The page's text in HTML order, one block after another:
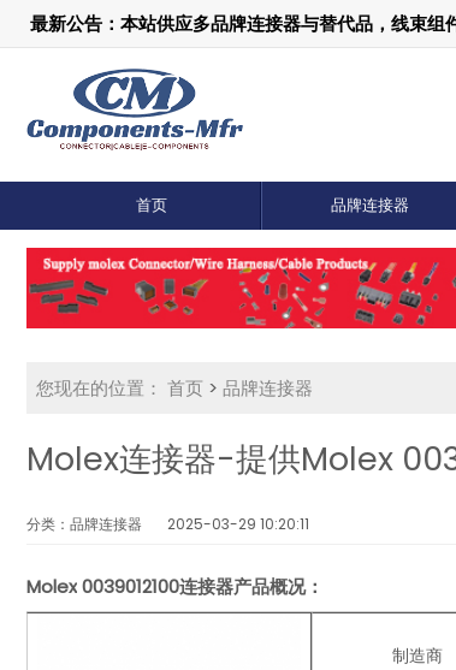
最新公告：本站供应多品牌连接器与替代品，线束组
首页 品牌连接器
您现在的位置： 首页 > 品牌连接器
Molex连接器-提供Molex
分类：品牌连接器 2025-03-29 10:20:11
Molex0039012100连接器产品概况：
制造商